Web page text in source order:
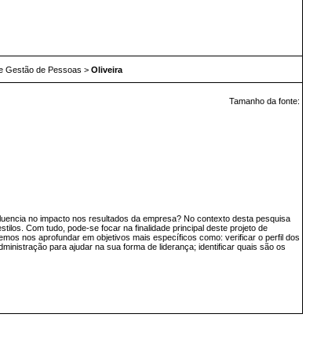
Gestão de Pessoas > Oliveira
Tamanho da fonte:
no impacto nos resultados da empresa? No contexto desta pesquisa
Com tudo, pode-se focar na finalidade principal deste projeto de
nos aprofundar em objetivos mais específicos como: verificar o perfil dos
para ajudar na sua forma de liderança; identificar quais são os